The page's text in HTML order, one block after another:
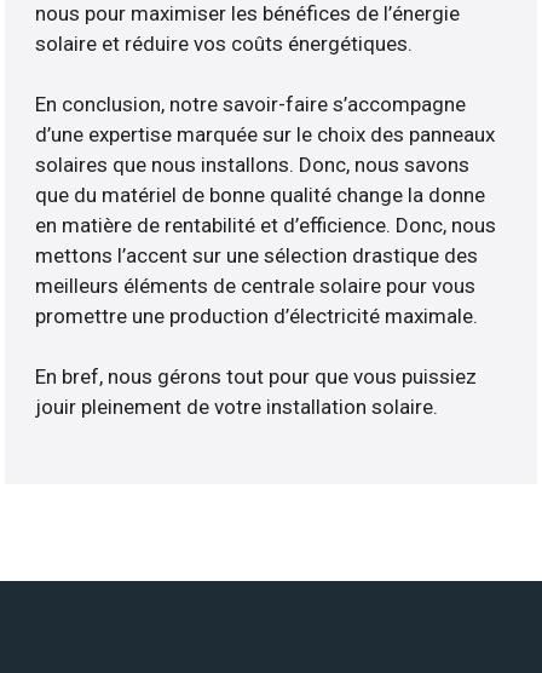
nous pour maximiser les bénéfices de l’énergie
solaire et réduire vos coûts énergétiques.
En conclusion, notre savoir-faire s’accompagne
d’une expertise marquée sur le choix des panneaux
solaires que nous installons. Donc, nous savons
que du matériel de bonne qualité change la donne
en matière de rentabilité et d’efficience. Donc, nous
mettons l’accent sur une sélection drastique des
meilleurs éléments de centrale solaire pour vous
promettre une production d’électricité maximale.
En bref, nous gérons tout pour que vous puissiez
jouir pleinement de votre installation solaire.